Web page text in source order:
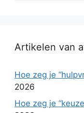
Artikelen van
Hoe zeg je
2026
Hoe zeg je